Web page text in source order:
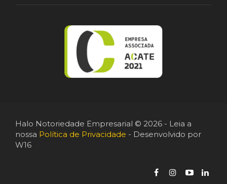
Halo Notoriedade Empresarial © 2026 - Leia a
nossa Política de Privacidade - Desenvolvido por
W16